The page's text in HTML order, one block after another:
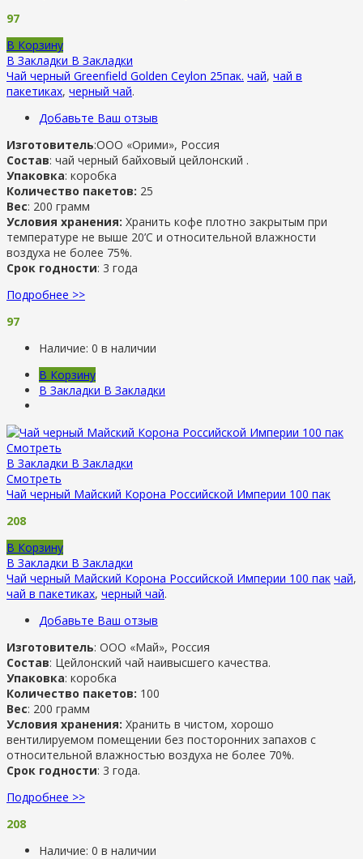
97
В Корзину
В Закладки В Закладки
Чай черный Greenfield Golden Ceylon 25пак. чай, чай в
пакетиках, черный чай.
Добавьте Ваш отзыв
Изготовитель:ООО «Орими», Россия
Состав: чай черный байховый цейлонский .
Упаковка: коробка
Количество пакетов: 25
Вес: 200 грамм
Условия хранения: Хранить кофе плотно закрытым при
температуре не выше 20’C и относительной влажности
воздуха не более 75%.
Срок годности: 3 года
Подробнее >>
97
Наличие: 0 в наличии
В Корзину
В Закладки В Закладки
Смотреть
В Закладки В Закладки
Смотреть
Чай черный Майский Корона Российской Империи 100 пак
208
В Корзину
В Закладки В Закладки
Чай черный Майский Корона Российской Империи 100 пак чай,
чай в пакетиках, черный чай.
Добавьте Ваш отзыв
Изготовитель: ООО «Май», Россия
Состав: Цейлонский чай наивысшего качества.
Упаковка: коробка
Количество пакетов: 100
Вес: 200 грамм
Условия хранения: Хранить в чистом, хорошо
вентилируемом помещении без посторонних запахов с
относительной влажностью воздуха не более 70%.
Срок годности: 3 года.
Подробнее >>
208
Наличие: 0 в наличии